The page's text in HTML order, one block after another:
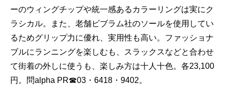
ーのウィングチップや統一感あるカラーリングは実にク
ラシカル。また、老舗ビブラム社のソールを使用してい
るためグリップ力に優れ、実用性も高い。ファッショナ
ブルにランニングを楽しむも、スラックスなどと合わせ
て街着の外しに使うも、楽しみ方は十人十色。各23,100
円。問alpha PR☎03・6418・9402。